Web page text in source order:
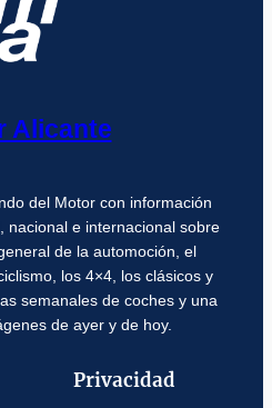
Alicante
del Motor con información
nacional e internacional sobre
de la automoción, el
los 4×4, los clásicos y
semanales de coches y una
de ayer y de hoy.
Privacidad